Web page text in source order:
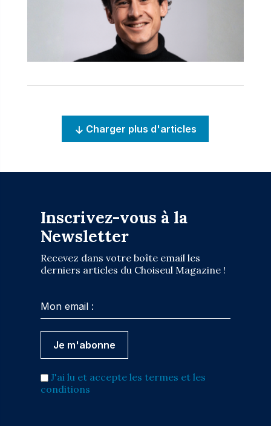
Charger plus d'articles
Inscrivez-vous à la
Newsletter
Recevez dans votre boîte email les
derniers articles du Choiseul Magazine !
J'ai lu et accepte les termes et les
conditions